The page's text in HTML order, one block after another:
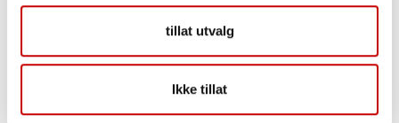
tillat utvalg
Ikke tillat